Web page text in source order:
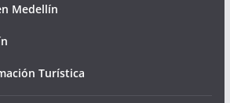
Medellín
Turística